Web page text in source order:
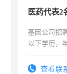
医药代表2
基因公司招
以下学历，
表或者有医
查看联